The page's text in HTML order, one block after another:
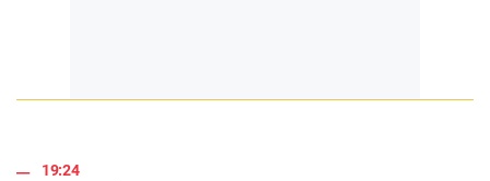
19:24